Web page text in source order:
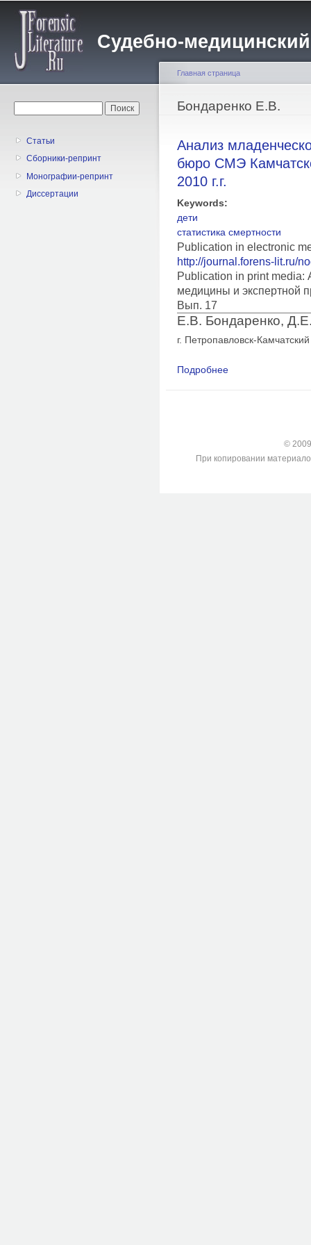
Судебно-
Статьи
Сборники-репринт
Монографии-репринт
Диссертации
Вы здесь
Главная страница
Бондаренко Е.В.
Анализ
бюро СМЭ
2010 г.г.
Keywords:
дети
статистика смертности
Publication in electronic
http://journal.forens-lit.ru/
Publication in print media:
медицины и экспертной
Вып. 17
Е.В. Бондаренко,
г. Петропавловск-Камчатский
Подробнее
©
При копировании